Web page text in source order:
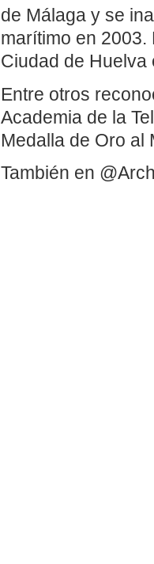
de Málaga y se
marítimo en
Ciudad de Huelva
Entre otros
Academia de la
Medalla de Oro al
También en